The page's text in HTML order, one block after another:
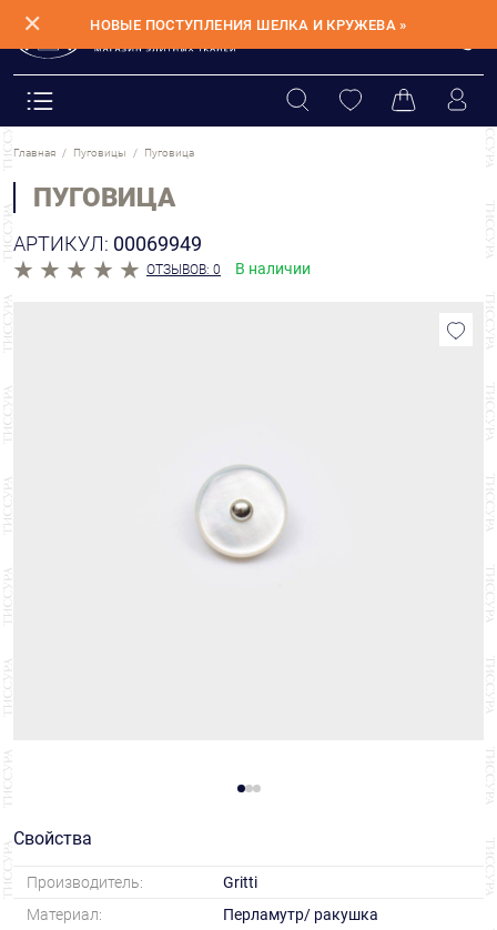
✕ НОВЫЕ ПОСТУПЛЕНИЯ ШЕЛКА И КРУЖЕВА »
Главная Пуговицы Пуговица
ПУГОВИЦА
АРТИКУЛ: 00069949
ОТЗЫВОВ: 0 В наличии
Свойства
Производитель:
Gritti
Материал:
Перламутр/ ракушка